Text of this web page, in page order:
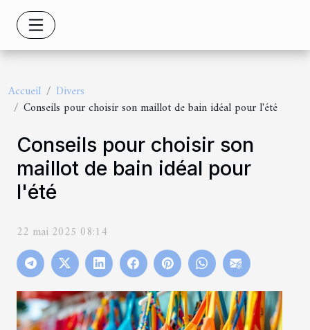
Accueil
Divers
Conseils pour choisir son maillot de bain idéal pour l'été
Conseils pour choisir son
maillot de bain idéal pour
l'été
22 mai 2025 08:14